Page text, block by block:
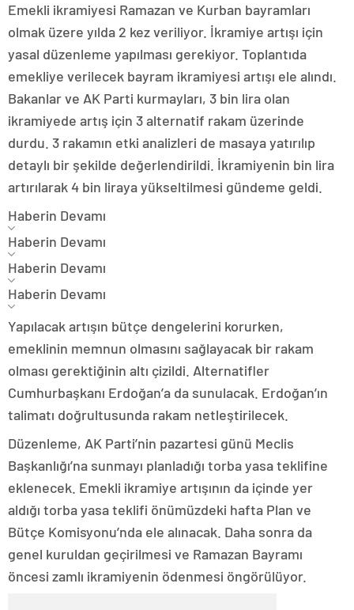
Emekli ikramiyesi Ramazan ve Kurban bayramları
olmak üzere yılda 2 kez veriliyor. İkramiye artışı için
yasal düzenleme yapılması gerekiyor. Toplantıda
emekliye verilecek bayram ikramiyesi artışı ele alındı.
Bakanlar ve AK Parti kurmayları, 3 bin lira olan
ikramiyede artış için 3 alternatif rakam üzerinde
durdu. 3 rakamın etki analizleri de masaya yatırılıp
detaylı bir şekilde değerlendirildi. İkramiyenin bin lira
artırılarak 4 bin liraya yükseltilmesi gündeme geldi.
Haberin Devamı
Haberin Devamı
Haberin Devamı
Haberin Devamı
Yapılacak artışın bütçe dengelerini korurken,
emeklinin memnun olmasını sağlayacak bir rakam
olması gerektiğinin altı çizildi. Alternatifler
Cumhurbaşkanı Erdoğan’a da sunulacak. Erdoğan’ın
talimatı doğrultusunda rakam netleştirilecek.
Düzenleme, AK Parti’nin pazartesi günü Meclis
Başkanlığı’na sunmayı planladığı torba yasa teklifine
eklenecek. Emekli ikramiye artışının da içinde yer
aldığı torba yasa teklifi önümüzdeki hafta Plan ve
Bütçe Komisyonu’nda ele alınacak. Daha sonra da
genel kuruldan geçirilmesi ve Ramazan Bayramı
öncesi zamlı ikramiyenin ödenmesi öngörülüyor.